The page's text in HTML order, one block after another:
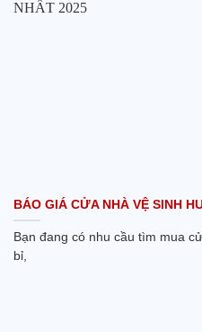
BÁO GIÁ CỬA NHÀ VỆ SINH
Bạn đang có nhu cầu tìm mua
bỉ,